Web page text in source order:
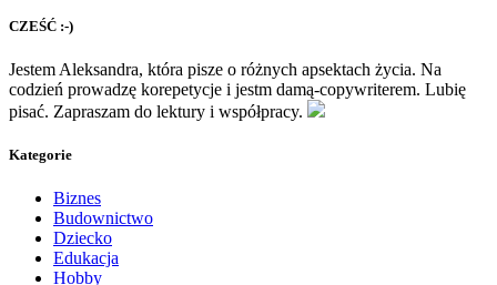
CZEŚĆ :-)
Jestem Aleksandra, która pisze o różnych apsektach życia. Na
codzień prowadzę korepetycje i jestm damą-copywriterem. Lubię
pisać. Zapraszam do lektury i współpracy.
Kategorie
Biznes
Budownictwo
Dziecko
Edukacja
Hobby